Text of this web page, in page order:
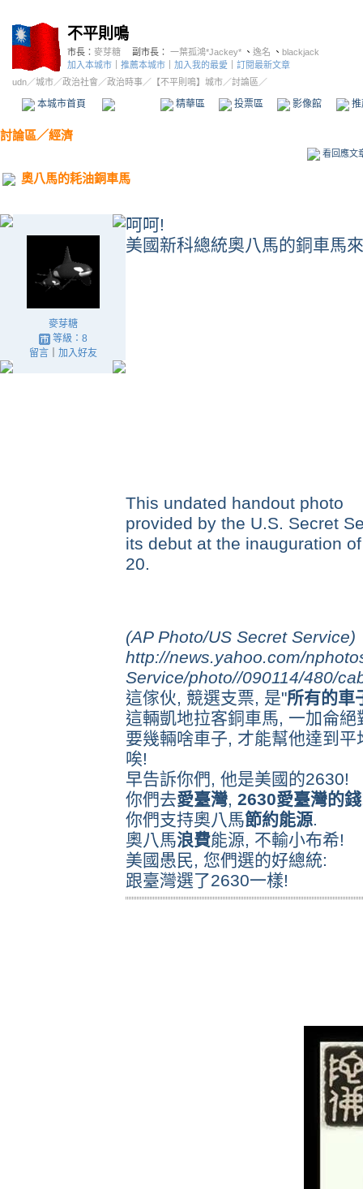
不平則鳴
市長： 麥芽糖 副市長： 一葉孤鴻*Jackey* 、 逸名 、 blackjack
加入本城市
推薦本城市 加入我的最愛
訂閱最新文章
udn／城市／政治社會 ／政治時事／ 【不平則鳴】城市／討論區／
本城市首頁 精華區 投票區 影像館
討論區／經濟
看回應文
奧八馬的耗油銅車馬
麥芽糖
等級：8
留言｜ 加入好友
呵呵!
美國新科總統奧八馬的銅車馬
This undated handout photo
provided by the U.S. Secret
its debut at the inauguration
20.
(AP Photo/US Secret Service)
http://news.yahoo.com/
Service/photo//090114/480/
這傢伙, 競選支票, 是"所有的車
這輛凱地拉客銅車馬, 一加侖絕
要幾輛啥車子, 才能幫他達到
唉!
早告訴你們, 他是美國的2630!
你們去愛臺灣, 2630愛臺灣的錢
你們支持奧八馬節約能源.
奧八馬浪費能源, 不輸小布希!
美國愚民, 您們選的好總統:
跟臺灣選了2630一樣!